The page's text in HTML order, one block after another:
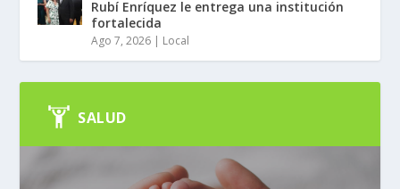
Rubí Enríquez le entrega una institución
fortalecida
Ago 7, 2026 | Local
SALUD